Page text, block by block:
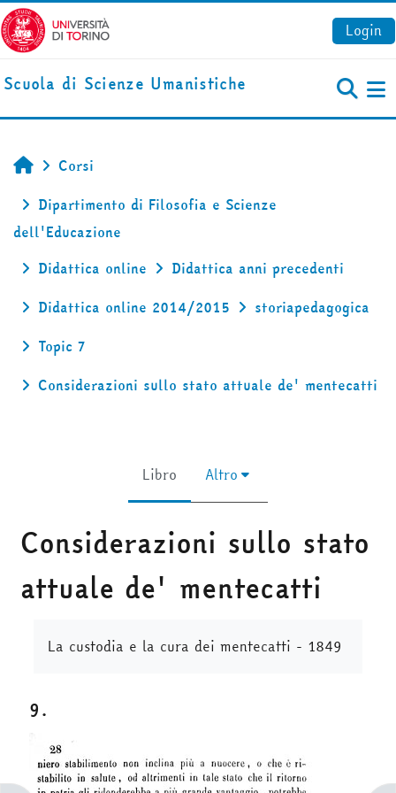
Vai al contenuto principale
Login
Scuola di Scienze Umanistiche
Home
Corsi
Dipartimento di Filosofia e Scienze
dell'Educazione
Didattica online
Didattica anni precedenti
Didattica online 2014/2015
storiapedagogica
Topic 7
Considerazioni sullo stato attuale de' mentecatti
Libro Altro
Considerazioni sullo stato
attuale de' mentecatti
La custodia e la cura dei mentecatti - 1849
9.